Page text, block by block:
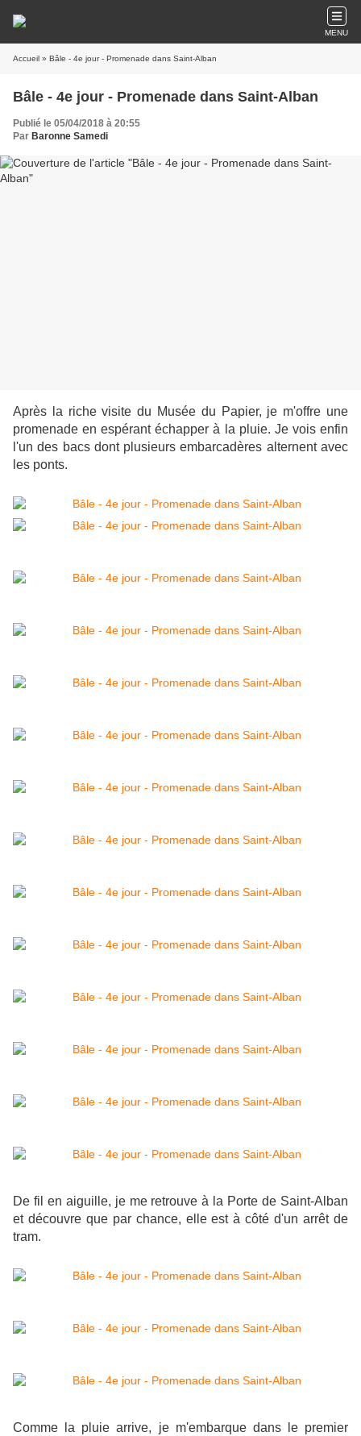
MENU
Accueil » Bâle - 4e jour - Promenade dans Saint-Alban
Bâle - 4e jour - Promenade dans Saint-Alban
Publié le 05/04/2018 à 20:55
Par Baronne Samedi
Après la riche visite du Musée du Papier, je m'offre une
promenade en espérant échapper à la pluie. Je vois enfin
l'un des bacs dont plusieurs embarcadères alternent avec
les ponts.
De fil en aiguille, je me retrouve à la Porte de Saint-Alban
et découvre que par chance, elle est à côté d'un arrêt de
tram.
Comme la pluie arrive, je m'embarque dans le premier